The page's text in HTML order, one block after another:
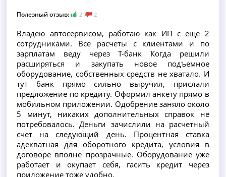
Полезный отзыв: 2 2
Владею автосервисом, работаю как ИП с еще 2
сотрудниками. Все расчеты с клиентами и по
зарплатам веду через Т-банк Когда решили
расширяться и закупать новое подъемное
оборудование, собственных средств не хватало. И
тут банк прямо сильно выручил, прислали
предложение по кредиту. Оформил анкету прямо в
мобильном приложении. Одобрение заняло около
5 минут, никаких дополнительных справок не
потребовалось. Деньги зачислили на расчетный
счет на следующий день. Процентная ставка
адекватная для оборотного кредита, условия в
договоре вполне прозрачные. Оборудование уже
работает и окупает себя, гасить кредит через
приложение тоже удобно.